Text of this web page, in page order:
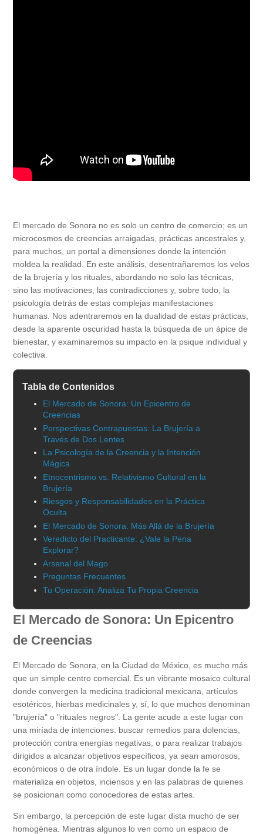
El mercado de Sonora no es solo un centro de comercio; es un
microcosmos de creencias arraigadas, prácticas ancestrales y,
para muchos, un portal a dimensiones donde la intención
moldea la realidad. En este análisis, desentrañaremos los velos
de la brujería y los rituales, abordando no solo las técnicas,
sino las motivaciones, las contradicciones y, sobre todo, la
psicología detrás de estas complejas manifestaciones
humanas. Nos adentraremos en la dualidad de estas prácticas,
desde la aparente oscuridad hasta la búsqueda de un ápice de
bienestar, y examinaremos su impacto en la psique individual y
colectiva.
Tabla de Contenidos
El Mercado de Sonora: Un Epicentro de
Creencias
Perspectivas Contrapuestas: La Brujería a
Través de Dos Lentes
La Psicología de la Creencia y la Intención
Mágica
Etnocentrismo vs. Relativismo Cultural en la
Brujería
Riesgos y Responsabilidades en la Práctica
Oculta
El Mercado de Sonora: Más Allá de la Brujería
Veredicto del Practicante: ¿Vale la Pena
Explorar?
Arsenal del Mago
Preguntas Frecuentes
Tu Operación: Analiza Tu Propia Creencia
El Mercado de Sonora: Un Epicentro
de Creencias
El Mercado de Sonora, en la Ciudad de México, es mucho más
que un simple centro comercial. Es un vibrante mosaico cultural
donde convergen la medicina tradicional mexicana, artículos
esotéricos, hierbas medicinales y, sí, lo que muchos denominan
"brujería" o "rituales negros". La gente acude a este lugar con
una miríada de intenciones: buscar remedios para dolencias,
protección contra energías negativas, o para realizar trabajos
dirigidos a alcanzar objetivos específicos, ya sean amorosos,
económicos o de otra índole. Es un lugar donde la fe se
materializa en objetos, inciensos y en las palabras de quienes
se posicionan como conocedores de estas artes.
Sin embargo, la percepción de este lugar dista mucho de ser
homogénea. Mientras algunos lo ven como un espacio de